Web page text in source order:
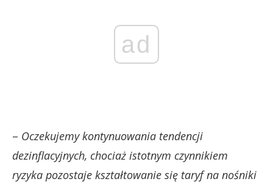
ad
– Oczekujemy kontynuowania tendencji
dezinflacyjnych, chociaż istotnym czynnikiem
ryzyka pozostaje kształtowanie się taryf na nośniki